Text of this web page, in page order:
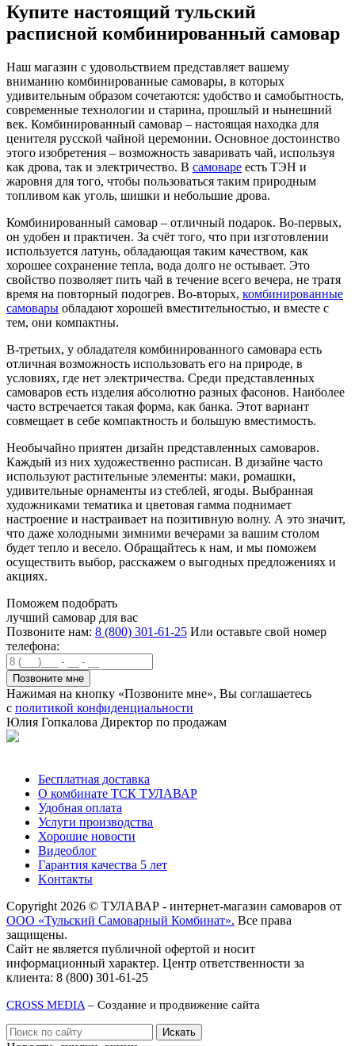
Купите настоящий тульский
расписной комбинированный самовар
Наш магазин с удовольствием представляет вашему
вниманию комбинированные самовары, в которых
удивительным образом сочетаются: удобство и самобытность,
современные технологии и старина, прошлый и нынешний
век. Комбинированный самовар – настоящая находка для
ценителя русской чайной церемонии. Основное достоинство
этого изобретения – возможность заваривать чай, используя
как дрова, так и электричество. В самоваре есть ТЭН и
жаровня для того, чтобы пользоваться таким природным
топливом как уголь, шишки и небольшие дрова.
Комбинированный самовар – отличный подарок. Во-первых,
он удобен и практичен. За счёт того, что при изготовлении
используется латунь, обладающая таким качеством, как
хорошее сохранение тепла, вода долго не остывает. Это
свойство позволяет пить чай в течение всего вечера, не тратя
время на повторный подогрев. Во-вторых, комбинированные
самовары обладают хорошей вместительностью, и вместе с
тем, они компактны.
В-третьих, у обладателя комбинированного самовара есть
отличная возможность использовать его на природе, в
условиях, где нет электричества. Среди представленных
самоваров есть изделия абсолютно разных фасонов. Наиболее
часто встречается такая форма, как банка. Этот вариант
совмещает в себе компактность и большую вместимость.
Необычайно приятен дизайн представленных самоваров.
Каждый из них художественно расписан. В дизайне часто
используют растительные элементы: маки, ромашки,
удивительные орнаменты из стеблей, ягоды. Выбранная
художниками тематика и цветовая гамма поднимает
настроение и настраивает на позитивную волну. А это значит,
что даже холодными зимними вечерами за вашим столом
будет тепло и весело. Обращайтесь к нам, и мы поможем
осуществить выбор, расскажем о выгодных предложениях и
акциях.
Поможем подобрать
лучший самовар для вас
Позвоните нам: 8 (800) 301-61-25 Или оставьте свой номер
телефона:
Нажимая на кнопку «Позвоните мне», Вы соглашаетесь
с политикой конфиденциальности
Юлия Гопкалова Директор по продажам
Бесплатная доставка
О комбинате ТСК ТУЛАВАР
Удобная оплата
Услуги производства
Хорошие новости
Видеоблог
Гарантия качества 5 лет
Kонтакты
Copyright 2026 © ТУЛАВАР - интернет-магазин самоваров от
ООО «Тульский Самоварный Комбинат». Все права
защищены.
Сайт не является публичной офертой и носит
информационный характер. Центр ответственности за
клиента: 8 (800) 301-61-25
CROSS MEDIA – Создание и продвижение сайта